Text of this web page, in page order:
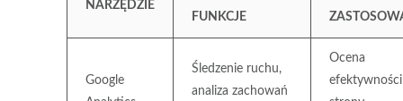
NARZĘDZIE
FUNKCJE
Google
Śledzenie ruchu,
analiza zachowań
Ocena
efektywności